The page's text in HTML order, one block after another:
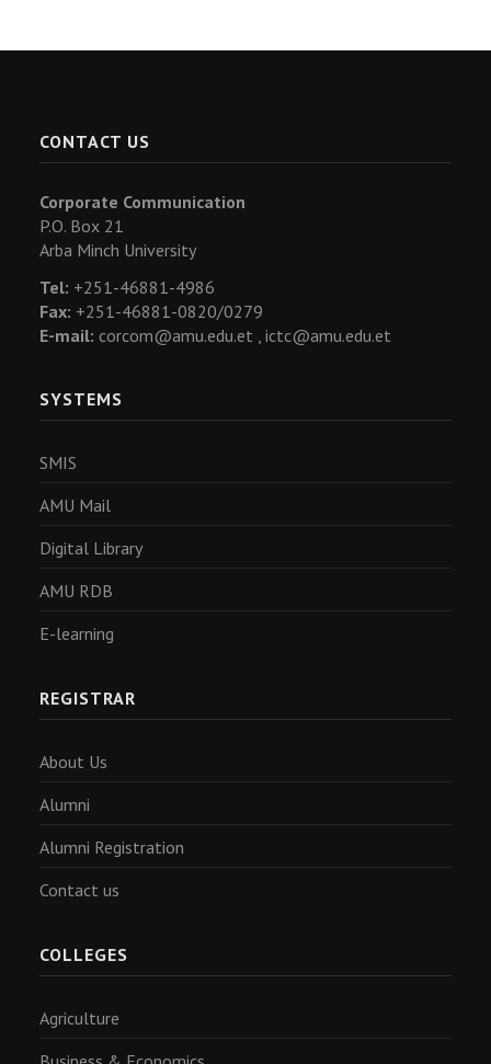
CONTACT US
Corporate Communication
P.O. Box 21
Arba Minch University
Tel: +251-46881-4986
Fax: +251-46881-0820/0279
E-mail: corcom@amu.edu.et , ictc@amu.edu.et
SYSTEMS
SMIS
AMU Mail
Digital Library
AMU RDB
E-learning
REGISTRAR
About Us
Alumni
Alumni Registration
Contact us
COLLEGES
Agriculture